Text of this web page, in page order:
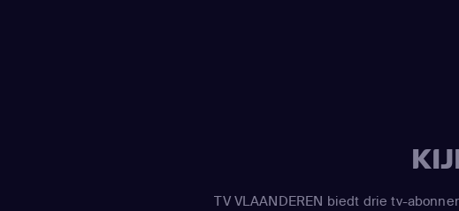
TV VLAANDEREN biedt drie tv-